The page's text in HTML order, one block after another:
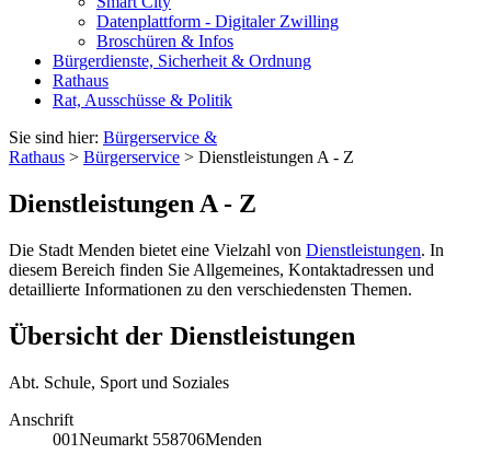
Datenplattform - Digitaler Zwilling
Broschüren & Infos
Bürgerdienste, Sicherheit & Ordnung
Rathaus
Rat, Ausschüsse & Politik
Sie sind hier: Bürgerservice &
Rathaus > Bürgerservice > Dienstleistungen A - Z
Dienstleistungen A - Z
Die Stadt Menden bietet eine Vielzahl von Dienstleistungen. In
diesem Bereich finden Sie Allgemeines, Kontaktadressen und
detaillierte Informationen zu den verschiedensten Themen.
Übersicht der Dienstleistungen
Abt. Schule, Sport und Soziales
Anschrift
001Neumarkt 558706Menden